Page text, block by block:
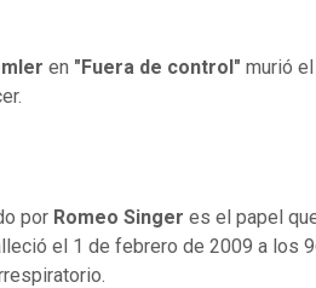
en "Fuera de control" murió
por Romeo Singer es el papel
el 1 de febrero de 2009 a los